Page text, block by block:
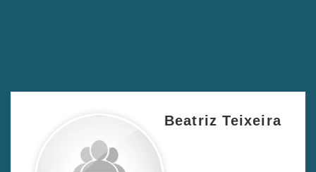
Beatriz Teixeira